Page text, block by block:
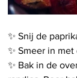
✨ Snij de
✨ Smeer in
✨ Bak in de